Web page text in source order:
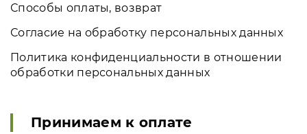
Способы оплаты, возврат
Согласие на обработку персональных данных
Политика конфиденциальности в отношении
обработки персональных данных
Принимаем к оплате